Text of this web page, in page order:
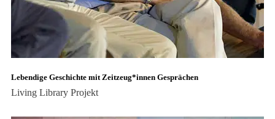
Lebendige Geschichte mit Zeitzeug*innen Gesprächen
Living Library Projekt